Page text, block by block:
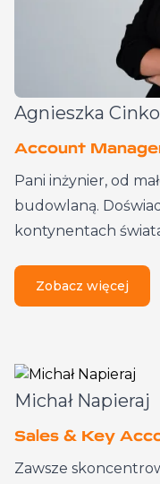
Agnieszka
Account
Pani inżynier, od
budowlaną.
kontynentach
Zobacz więcej
Michał Napieraj
Sales & Key
Zawsze